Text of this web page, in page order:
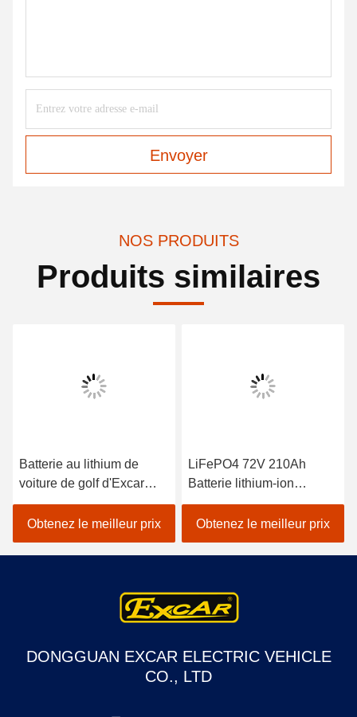
Envoyer
NOS PRODUITS
Produits similaires
Batterie au lithium de
voiture de golf d'Excar
210ah FS de 72 volts
approuvée
Obtenez le meilleur prix
LiFePO4 72V 210Ah
Batterie lithium-ion
Prismatique pour chariots
de golf électriques LSV
Obtenez le meilleur prix
DONGGUAN EXCAR ELECTRIC VEHICLE
CO., LTD